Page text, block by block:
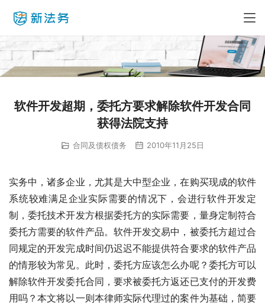
软件开发超期，委托方要求解除软件开发合同
获得法院支持
合同及债权债务 2010年11月25日
实务中，诸多企业，尤其是大中型企业，在购买现成的软件
系统较难满足企业实际需要的情况下，会进行软件开发定
制，委托技术开发方根据委托方的实际需要，量身定制符合
委托方需要的软件产品。软件开发交易中，被委托方超过合
同规定的开发完成时间仍迟迟不能提供符合要求的软件产品
的情形较为常见。此时，委托方应该怎么办呢？委托方可以
解除软件开发委托合同，要求被委托方返还已支付的开发费
用吗？本文将以一则本律师实际代理过的案件为基础，简要